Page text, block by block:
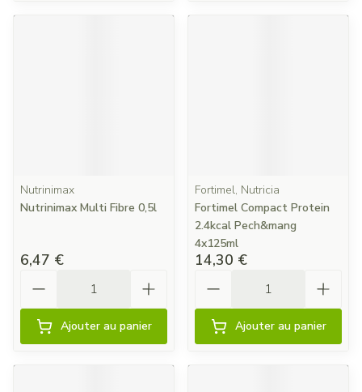
Nutrinimax
Nutrinimax Multi Fibre 0,5l
6,47 €
Ajouter au panier
Fortimel, Nutricia
Fortimel Compact Protein
2.4kcal Pech&mang
4x125ml
14,30 €
Ajouter au panier